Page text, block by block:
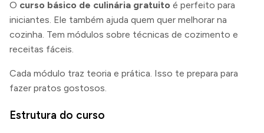
O curso básico de culinária gratuito é perfeito para
iniciantes. Ele também ajuda quem quer melhorar na
cozinha. Tem módulos sobre técnicas de cozimento e
receitas fáceis.
Cada módulo traz teoria e prática. Isso te prepara para
fazer pratos gostosos.
Estrutura do curso